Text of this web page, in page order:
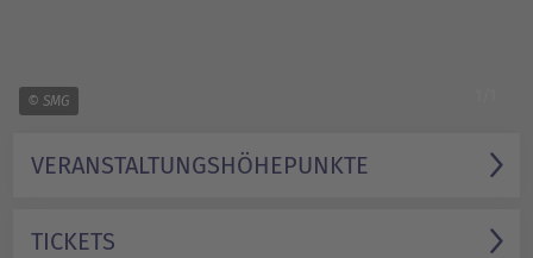
© SMG
VERANSTALTUNGS­HÖHEPUNKTE
TICKETS